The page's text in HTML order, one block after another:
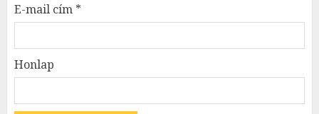
E-mail cím *
Honlap